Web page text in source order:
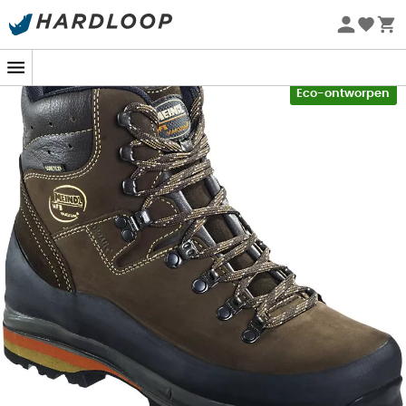
Zomeraanbiedingen 🔥 -5% EXTRA vanaf 2 producten* met
Eco-ontworpen
Het comfort van je pantoffels in je wandelschoenen!
Dankzij de superieure kwaliteit van hun afwerking
de belofte van een ultracomfortabele pasvorm, zijn de
Vakuum GTX® schoenen van Meindlideaal voor al je
technische bergwandelingen
. Met hun ongelooflijke
MFS Vakum® pasvorm passen ze zich optimaal aan je
voet aan zonder druk op je enkels, de kraag en de tong,